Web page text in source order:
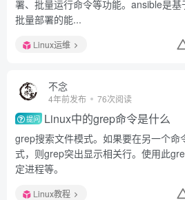
署、批量运行命令等功能。ansible是
批量部署的能...
Linux运维
不念
4年前发布 76次阅读
提问 Linux中的grep命令是什么
grep搜索文件模式。如果要在另一个命
式，则grep突出显示相关行。使用此
定进程等。
Linux教程